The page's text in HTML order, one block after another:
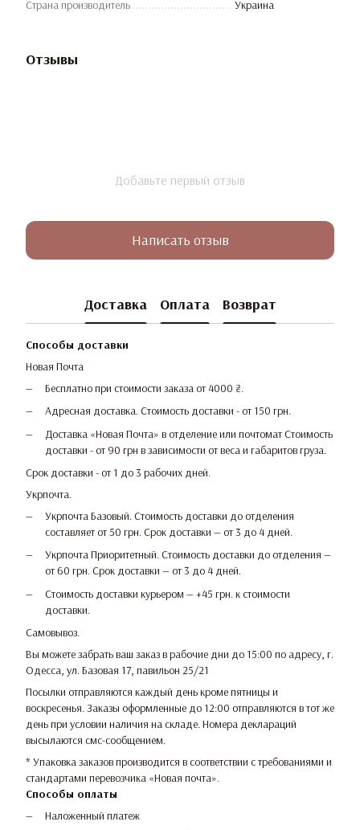
Страна производитель Украина
Отзывы
Добавьте первый отзыв
Написать отзыв
Доставка Оплата Возврат
Способы доставки
Новая Почта
Бесплатно при стоимости заказа от 4000 ₴.
Адресная доставка. Стоимость доставки - от 150 грн.
Доставка «Новая Почта» в отделение или почтомат Стоимость
доставки - от 90 грн в зависимости от веса и габаритов груза.
Срок доставки - от 1 до 3 рабочих дней.
Укрпочта.
Укрпочта Базовый. Стоимость доставки до отделения
составляет от 50 грн. Срок доставки — от 3 до 4 дней.
Укрпочта Приоритетный. Стоимость доставки до отделения —
от 60 грн. Срок доставки — от 3 до 4 дней.
Стоимость доставки курьером — +45 грн. к стоимости
доставки.
Самовывоз.
Вы можете забрать ваш заказ в рабочие дни до 15:00 по адресу, г.
Одесса, ул. Базовая 17, павильон 25/21
Посылки отправляются каждый день кроме пятницы и
воскресенья. Заказы оформленные до 12:00 отправляются в тот же
день при условии наличия на складе. Номера деклараций
высылаются смс-сообщением.
* Упаковка заказов производится в соответствии с требованиями и
стандартами перевозчика «Новая почта».
Способы оплаты
Наложенный платеж